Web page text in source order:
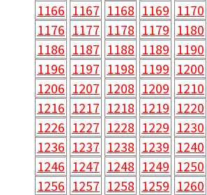
1166 1167 1168 1169 1170
1176 1177 1178 1179 1180
1186 1187 1188 1189 1190
1196 1197 1198 1199 1200
1206 1207 1208 1209 1210
1216 1217 1218 1219 1220
1226 1227 1228 1229 1230
1236 1237 1238 1239 1240
1246 1247 1248 1249 1250
1256 1257 1258 1259 1260